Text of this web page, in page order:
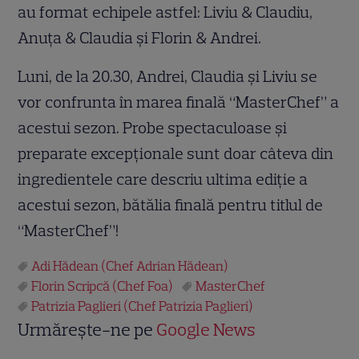
au format echipele astfel: Liviu & Claudiu,
Anuța & Claudia și Florin & Andrei.
Luni, de la 20.30, Andrei, Claudia și Liviu se
vor confrunta în marea finală “MasterChef” a
acestui sezon. Probe spectaculoase și
preparate excepționale sunt doar câteva din
ingredientele care descriu ultima ediție a
acestui sezon, bătălia finală pentru titlul de
“MasterChef”!
Adi Hădean (Chef Adrian Hădean)
Florin Scripcă (Chef Foa)
MasterChef
Patrizia Paglieri (Chef Patrizia Paglieri)
Urmărește-ne pe Google News